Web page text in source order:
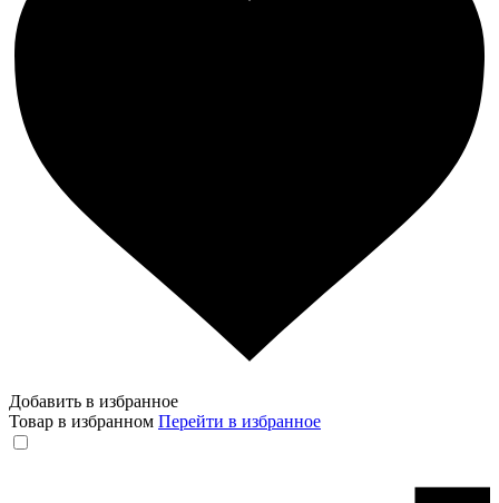
Добавить в избранное
Товар в избранном Перейти в избранное